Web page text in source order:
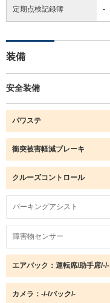
定期点検記録簿 -
装備
安全装備
パワステ
衝突被害軽減ブレーキ
クルーズコントロール
パーキングアシスト
障害物センサー
エアバック：運転席/助手席/-/-
カメラ：-/-/バック/-